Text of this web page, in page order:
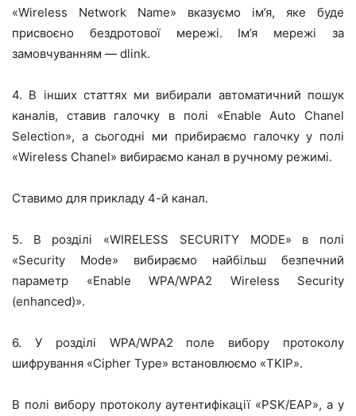
«Wireless Network Name» вказуємо ім’я, яке буде
присвоєно бездротової мережі. Ім’я мережі за
замовчуванням — dlink.
4. В інших статтях ми вибирали автоматичний пошук
каналів, ставив галочку в полі «Enable Auto Chanel
Selection», а сьогодні ми прибираємо галочку у полі
«Wireless Chanel» вибираємо канал в ручному режимі.
Ставимо для прикладу 4-й канал.
5. В розділі «WIRELESS SECURITY MODE» в полі
«Security Mode» вибираємо найбільш безпечний
параметр «Enable WPA/WPA2 Wireless Security
(enhanced)».
6. У розділі WPA/WPA2 поле вибору протоколу
шифрування «Cipher Type» встановлюємо «TKIP».
В полі вибору протоколу аутентифікації «PSK/EAP», а у